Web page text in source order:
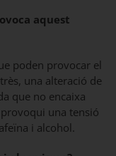
aquest
poden provocar el
una alteració de
que no encaixa
una tensió
i alcohol.